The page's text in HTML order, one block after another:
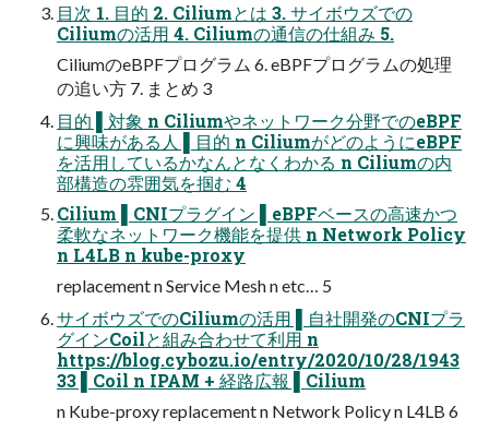
⽬次 1. ⽬的 2. Ciliumとは 3. サイボウズでの
Ciliumの活⽤ 4. Ciliumの通信の仕組み 5.
CiliumのeBPFプログラム 6. eBPFプログラムの処理
の追い⽅ 7. まとめ 3
⽬的 ▌対象 n Ciliumやネットワーク分野でのeBPF
に興味がある⼈ ▌⽬的 n CiliumがどのようにeBPF
を活⽤しているかなんとなくわかる n Ciliumの内
部構造の雰囲気を掴む 4
Cilium ▌CNIプラグイン ▌eBPFベースの⾼速かつ
柔軟なネットワーク機能を提供 n Network Policy
n L4LB n kube-proxy
replacement n Service Mesh n etc… 5
サイボウズでのCiliumの活⽤ ▌⾃社開発のCNIプラ
グインCoilと組み合わせて利⽤ n
https://blog.cybozu.io/entry/2020/10/28/1943
33 ▌Coil n IPAM + 経路広報 ▌Cilium
n Kube-proxy replacement n Network Policy n L4LB 6